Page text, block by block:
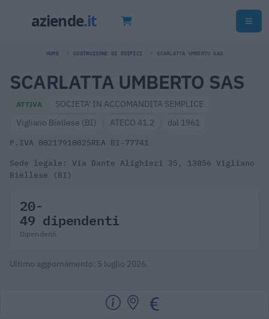
HOME COSTRUZIONE DI EDIFICI SCARLATTA UMBERTO SAS
SCARLATTA UMBERTO SAS
ATTIVA
SOCIETA' IN ACCOMANDITA SEMPLICE
Vigliano Biellese (BI)
ATECO 41.2 dal 1961
P.IVA 00217910025REA BI-77741
Sede legale: Via Dante Alighieri 35, 13856 Vigliano
Biellese (BI)
20-
49 dipendenti
Dipendenti
Ultimo aggiornamento: 5 luglio 2026.